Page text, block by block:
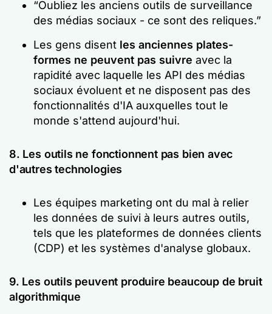
“Oubliez les anciens outils de surveillance
des médias sociaux - ce sont des reliques.”
Les gens disent les anciennes plates-
formes ne peuvent pas suivre avec la
rapidité avec laquelle les API des médias
sociaux évoluent et ne disposent pas des
fonctionnalités d'IA auxquelles tout le
monde s'attend aujourd'hui.
8. Les outils ne fonctionnent pas bien avec
d'autres technologies
Les équipes marketing ont du mal à relier
les données de suivi à leurs autres outils,
tels que les plateformes de données clients
(CDP) et les systèmes d'analyse globaux.
9. Les outils peuvent produire beaucoup de bruit
algorithmique